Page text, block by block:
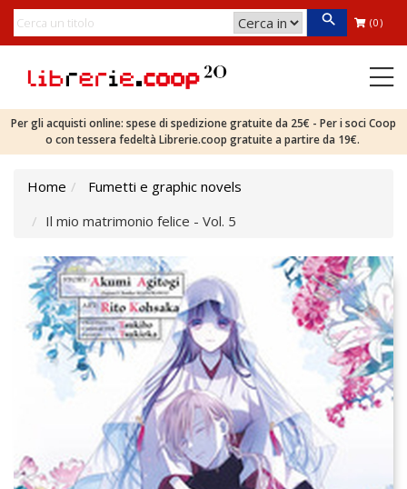
(0)
Per gli acquisti online: spese di spedizione gratuite da 25€ - Per i soci Coop
o con tessera fedeltà Librerie.coop gratuite a partire da 19€.
Home
Fumetti e graphic novels
Il mio matrimonio felice - Vol. 5